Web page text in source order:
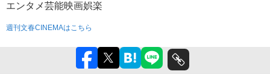
エンタメ芸能映画娯楽
週刊文春CINEMAはこちら